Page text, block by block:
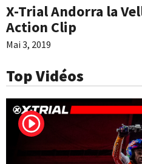
X-Trial Andorra la
Action Clip
Mai 3, 2019
Top Vidéos